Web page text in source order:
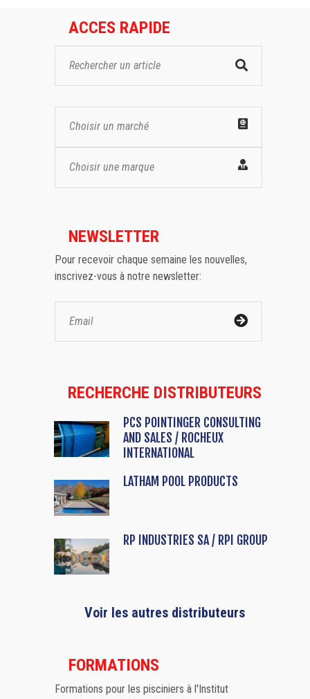
ACCES RAPIDE
Choisir un marché
Choisir une marque
NEWSLETTER
Pour recevoir chaque semaine les nouvelles,
inscrivez-vous à notre newsletter:
RECHERCHE DISTRIBUTEURS
PCS POINTINGER CONSULTING
AND SALES / ROCHEUX
INTERNATIONAL
LATHAM POOL PRODUCTS
RP INDUSTRIES SA / RPI GROUP
Voir les autres distributeurs
FORMATIONS
Formations pour les pisciniers à l'Institut